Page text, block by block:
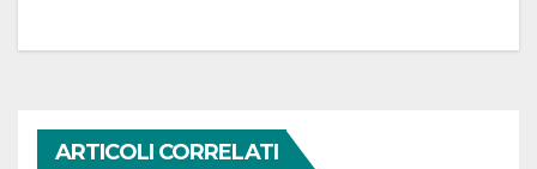
ARTICOLI CORRELATI